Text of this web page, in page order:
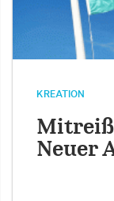
KREATION
Neuer